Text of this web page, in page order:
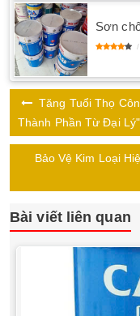
Sơn
Tăng Tuổi Thọ
Thành Phần Từ Đại Lý"
Bảo Vệ Kim Loại
Bài viết liên quan